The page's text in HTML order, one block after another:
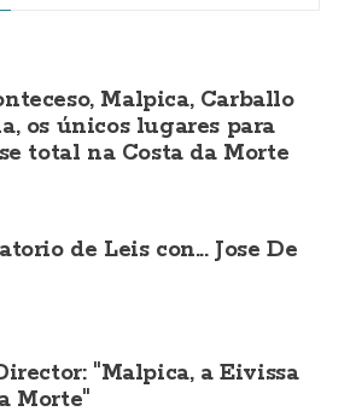
Malpica, Carballo
os únicos lugares para
total na Costa da Morte
de Leis con... Jose De
"Malpica, a Eivissa
Morte"